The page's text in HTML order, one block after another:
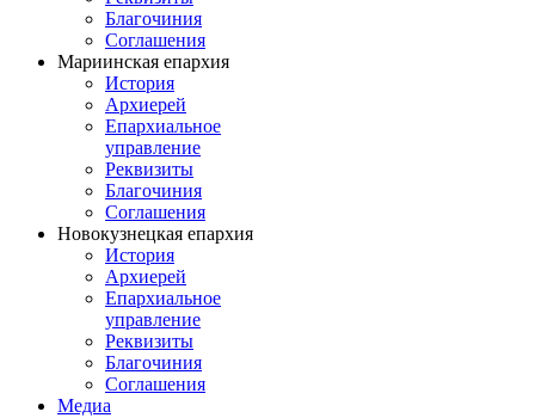
Благочиния
Соглашения
Мариинская епархия
История
Архиерей
Епархиальное
управление
Реквизиты
Благочиния
Соглашения
Новокузнецкая епархия
История
Архиерей
Епархиальное
управление
Реквизиты
Благочиния
Соглашения
Медиа